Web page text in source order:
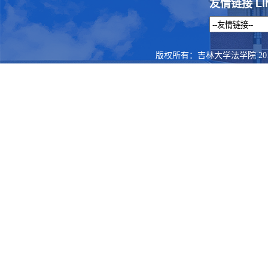
友情链接
版权所有：吉林大学法学院